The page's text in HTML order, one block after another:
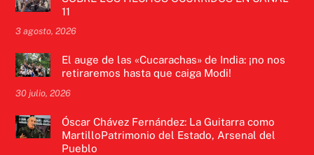
11
3 agosto, 2026
El auge de las «Cucarachas» de India: ¡no nos
retiraremos hasta que caiga Modi!
30 julio, 2026
Óscar Chávez Fernández: La Guitarra como
MartilloPatrimonio del Estado, Arsenal del
Pueblo